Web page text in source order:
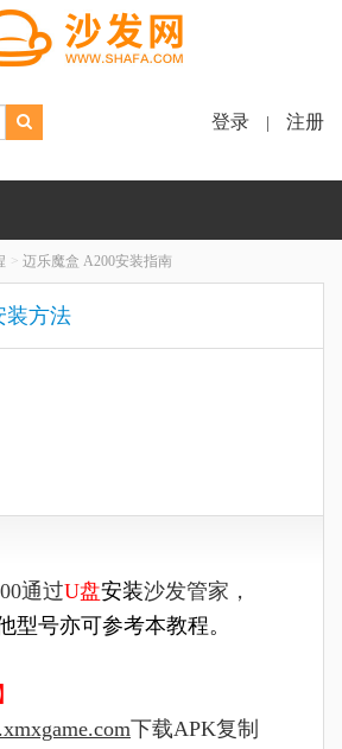
登录 注册
迈乐魔盒 A200安装指南
装方法
通过U盘安装沙发管家，
型号亦可参考本教程。
下载APK复制